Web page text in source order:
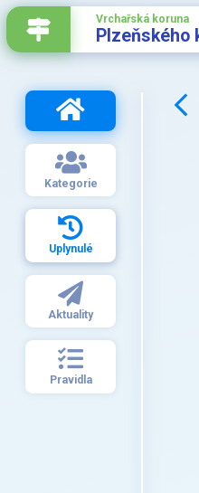
Vrchařská koruna
Plzeňského
Kategorie
Uplynulé
Aktuality
Pravidla